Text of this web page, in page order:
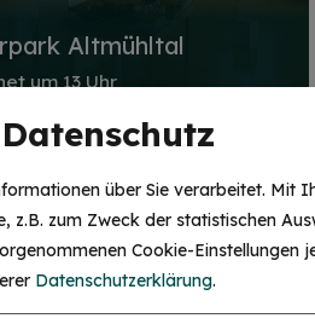
Altmühltal
um 13 Uhr
über Sie verarbeitet. Mit
z.B. zum Zweck der statistischen
Cookie-Einstellungen
Datenschutzerklärung.